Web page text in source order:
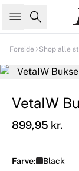
Søg
Forside Shop alle
VetaIW
899,95 kr.
Farve: Black